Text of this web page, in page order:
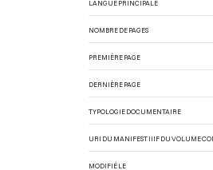
LANGUE PRINCIPALE
NOMBRE DE PAGES
PREMIÈRE PAGE
DERNIÈRE PAGE
TYPOLOGIE DOCUMENTAIRE
URI DU MANIFEST IIIF DU VOLUME
MODIFIÉ LE